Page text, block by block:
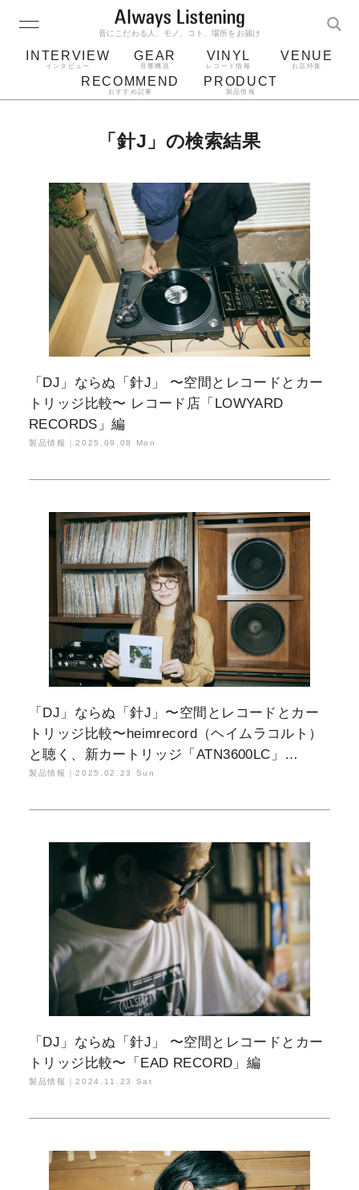
音にこだわる人、モノ、コト、場所をお届け
INTERVIEW
インタビュー
GEAR
音響機器
VINYL
レコード情報
VENUE
お店特集
RECOMMEND
おすすめ記事
PRODUCT
製品情報
ジャケット bluetooth アルバム
「針J」の検索結果
「DJ」ならぬ「針J」 〜空間とレコードとカー
トリッジ比較〜 レコード店「LOWYARD
RECORDS」編
製品情報｜2025.09.08 Mon
「DJ」ならぬ「針J」〜空間とレコードとカー
トリッジ比較〜heimrecord（ヘイムラコルト）
と聴く、新カートリッジ「ATN3600LC」
「ATN3600LE」の魅力 @QUATTRO LABO編
製品情報｜2025.02.23 Sun
「DJ」ならぬ「針J」 〜空間とレコードとカー
トリッジ比較〜「EAD RECORD」編
製品情報｜2024.11.23 Sat